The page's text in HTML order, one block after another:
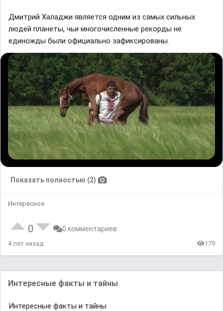
Дмитрий Халаджи является одним из самых сильных
людей планеты, чьи многочисленные рекорды не
единожды были официально зафиксированы.
Показать полностью (2)
Интересное
0 0 комментариев
4 лет назад 179
Интересные факты и тайны
Интересные факты и тайны